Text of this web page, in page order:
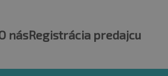
násRegistrácia predajcu